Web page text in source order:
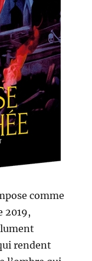
comme
2019,
rendent